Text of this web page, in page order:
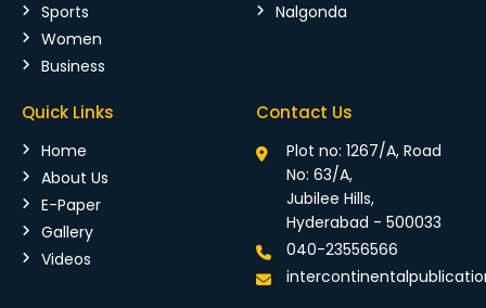
Sports
Women
Business
Nalgonda
Quick Links
Home
About Us
E-Paper
Gallery
Videos
Contact Us
Plot no: 1267/A, Road
No: 63/A,
Jubilee Hills,
Hyderabad - 500033
040-23556566